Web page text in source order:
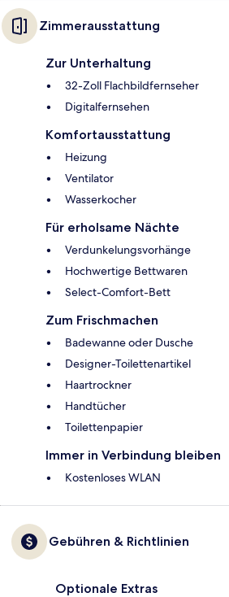
Zimmerausstattung
Zur Unterhaltung
32-Zoll Flachbildfernseher
Digitalfernsehen
Komfortausstattung
Heizung
Ventilator
Wasserkocher
Für erholsame Nächte
Verdunkelungsvorhänge
Hochwertige Bettwaren
Select-Comfort-Bett
Zum Frischmachen
Badewanne oder Dusche
Designer-Toilettenartikel
Haartrockner
Handtücher
Toilettenpapier
Immer in Verbindung bleiben
Kostenloses WLAN
Gebühren & Richtlinien
Optionale Extras